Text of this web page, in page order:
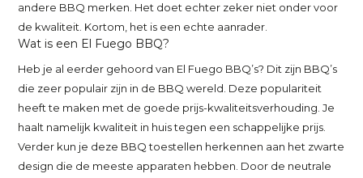
andere BBQ merken. Het doet echter zeker niet onder voor
de kwaliteit. Kortom, het is een echte aanrader.
Wat is een El Fuego BBQ?
Heb je al eerder gehoord van El Fuego BBQ’s? Dit zijn BBQ’s
die zeer populair zijn in de BBQ wereld. Deze populariteit
heeft te maken met de goede prijs-kwaliteitsverhouding. Je
haalt namelijk kwaliteit in huis tegen een schappelijke prijs.
Verder kun je deze BBQ toestellen herkennen aan het zwarte
design die de meeste apparaten hebben. Door de neutrale